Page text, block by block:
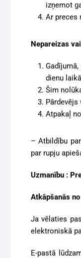
izņemot
Ar preces
Nepareizas
dienu
Šim
Atpakaļ
– Atbildību
par rupju
Uzmanību :
Atkāpšanās
Ja vēlaties
elektroniskā
E-pastā